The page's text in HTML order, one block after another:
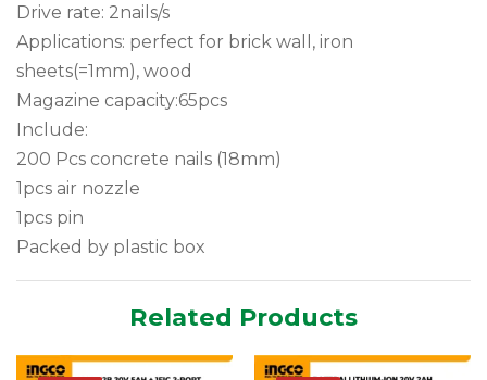
Drive rate: 2nails/s
Applications: perfect for brick wall, iron
sheets(=1mm), wood
Magazine capacity:65pcs
Include:
200 Pcs concrete nails (18mm)
1pcs air nozzle
1pcs pin
Packed by plastic box
Related Products